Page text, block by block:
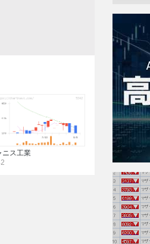
ニス工業